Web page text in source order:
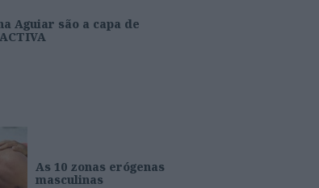
Aguiar são a capa de
As 10 zonas erógenas
masculinas